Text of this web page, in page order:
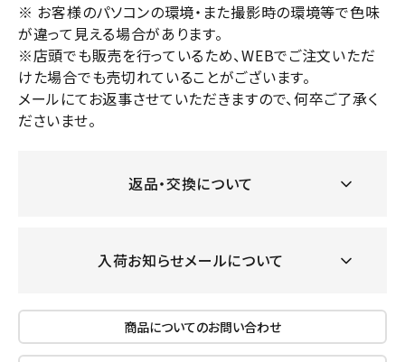
※ お客様のパソコンの環境・また撮影時の環境等で色味
が違って見える場合があります。
※店頭でも販売を行っているため、WEBでご注文いただ
けた場合でも売切れていることがございます。
メールにてお返事させていただきますので、何卒ご了承く
ださいませ。
返品・交換について
入荷お知らせメールについて
商品についてのお問い合わせ